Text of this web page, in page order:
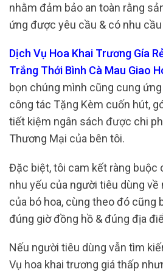
nhằm đảm bảo an toàn rằng
ứng được yêu cầu & có nhu
Dịch Vụ Hoa Khai Trương Gía
Trắng Thới Bình Cà Mau Giao
bọn chúng mình cũng cung
công tác Tặng Kèm cuốn hút,
tiết kiệm ngân sách được chi
Thương Mại của bên tôi.
Đặc biệt, tôi cam kết ràng buộc
nhu yếu của người tiêu dùng
của bó hoa, cùng theo đó cũng
đúng giờ đồng hồ & đúng địa
Nếu người tiêu dùng vẫn tìm
Vụ hoa khai trương giá thấp